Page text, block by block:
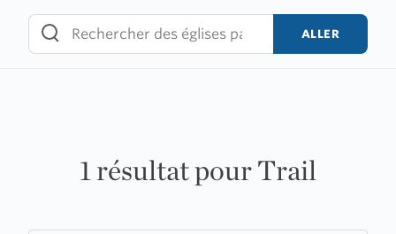
content
ALLER
1 résultat pour Trail